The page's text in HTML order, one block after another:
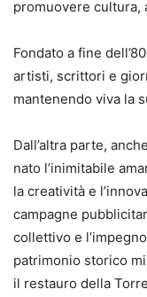
promuovere cultura,
Fondato a fine
artisti, scrittori e
mantenendo viva la
Dall’altra parte,
nato l’inimitabile
la creatività e
campagne
collettivo e
patrimonio storico
il restauro della Torre